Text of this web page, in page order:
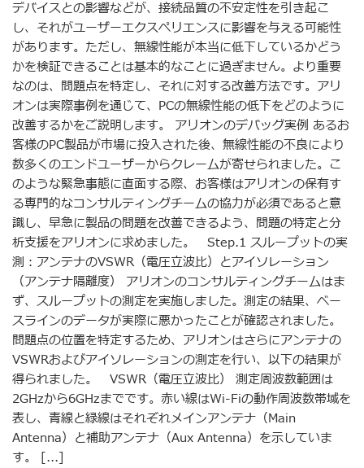
デバイスとの影響などが、接続品質の不安定性を引き起こ
し、それがユーザーエクスペリエンスに影響を与える可能性
があります。ただし、無線性能が本当に低下しているかどう
かを検証できることは基本的なことに過ぎません。より重要
なのは、問題点を特定し、それに対する改善方法です。アリ
オンは実際事例を通じて、PCの無線性能の低下をどのように
改善するかをご説明します。 アリオンのデバッグ実例 あるお
客様のPC製品が市場に投入された後、無線性能の不良により
数多くのエンドユーザーからクレームが寄せられました。こ
のような緊急事態に直面する際、お客様はアリオンの保有す
る専門的なコンサルティングチームの協力が必須であると意
識し、早急に製品の問題を改善できるよう、問題の特定と分
析支援をアリオンに求めました。 Step.1 スループットの実
測：アンテナのVSWR（電圧立波比）とアイソレーション
（アンテナ隔離度） アリオンのコンサルティングチームはま
ず、スループットの測定を実施しました。測定の結果、ベー
スラインのデータが実際に悪かったことが確認されました。
問題点の位置を特定するため、アリオンはさらにアンテナの
VSWRおよびアイソレーションの測定を行い、以下の結果が
得られました。 VSWR（電圧立波比） 測定周波数範囲は
2GHzから6GHzまでです。赤い線はWi-Fiの動作周波数帯域を
表し、青線と緑線はそれぞれメインアンテナ（Main
Antenna）と補助アンテナ（Aux Antenna）を示していま
す。 [...]